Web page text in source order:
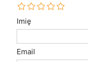
Imię
Email